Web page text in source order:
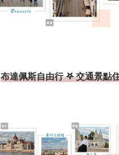
布達佩斯自由行 𖤐 交通景點